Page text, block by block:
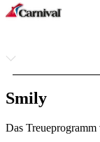
Smily
Das